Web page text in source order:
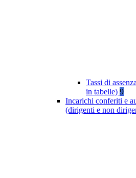
Tassi di
in tabelle) 9
Incarichi conferiti e
(dirigenti e non